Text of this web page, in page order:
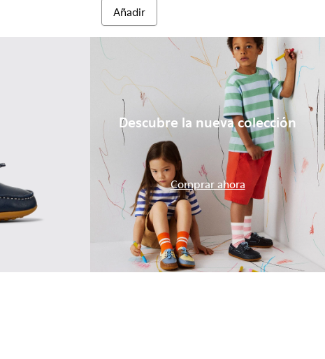
Añadir
náuticos de piel azules para niños.
Descubre la nueva colección
.
Comprar ahora